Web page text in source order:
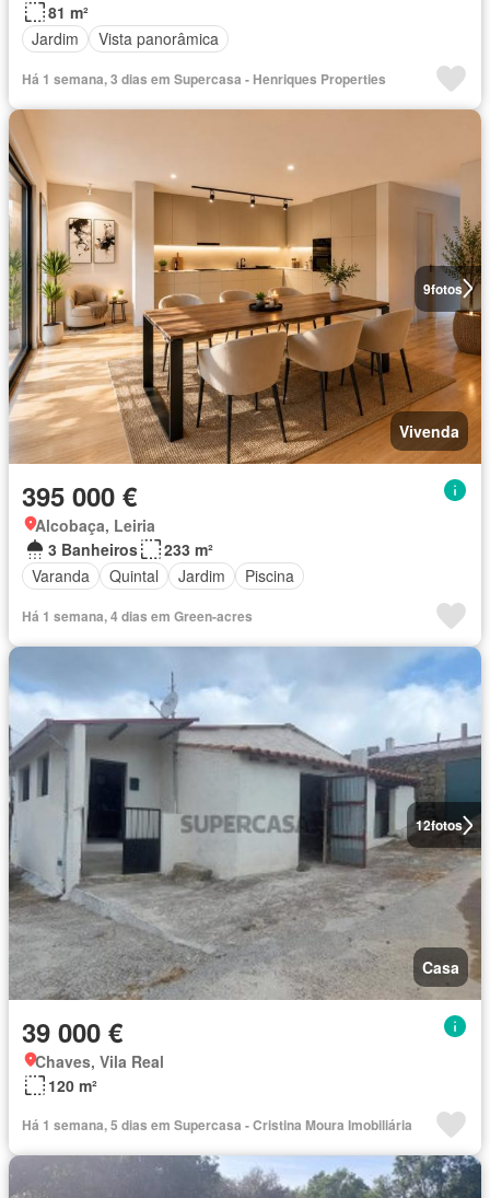
81 m²
Jardim
Vista panorâmica
Há 1 semana, 3 dias em Supercasa - Henriques Properties
9fotos
Vivenda
395 000 €
Alcobaça, Leiria
3 Banheiros
233 m²
Varanda
Quintal Jardim Piscina
Há 1 semana, 4 dias em Green-acres
12fotos
Casa
39 000 €
Chaves, Vila Real
120 m²
Há 1 semana, 5 dias em Supercasa - Cristina Moura Imobiliária